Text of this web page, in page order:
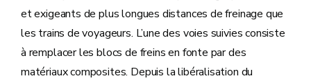
et exigeants de plus longues distances de freinage que
les trains de voyageurs. L’une des voies suivies consiste
à remplacer les blocs de freins en fonte par des
matériaux composites. Depuis la libéralisation du